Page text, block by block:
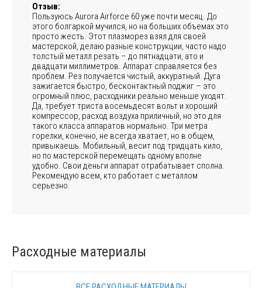
Отзыв:
Пользуюсь Aurora Airforce 60 уже почти месяц. До
этого болгаркой мучился, но на больших объемах это
просто жесть. Этот плазморез взял для своей
мастерской, делаю разные конструкции, часто надо
толстый металл резать – до пятнадцати, ато и
двадцати миллиметров. Аппарат справляется без
проблем. Рез получается чистый, аккуратный. Дуга
зажигается быстро, бесконтактный поджиг – это
огромный плюс, расходники реально меньше уходят.
Да, требует триста восемьдесят вольт и хороший
компрессор, расход воздуха приличный, но это для
такого класса аппаратов нормально. Три метра
горелки, конечно, не всегда хватает, но в общем,
привыкаешь. Мобильный, весит под тридцать кило,
но по мастерской перемещать одному вполне
удобно. Свои деньги аппарат отрабатывает сполна.
Рекомендую всем, кто работает с металлом
серьезно.
Расходные материалы